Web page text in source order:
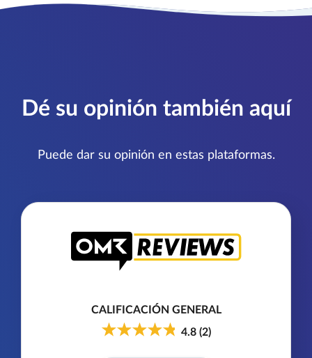
Dé su opinión también aquí
Puede dar su opinión en estas plataformas.
CALIFICACIÓN GENERAL
4.8(2)